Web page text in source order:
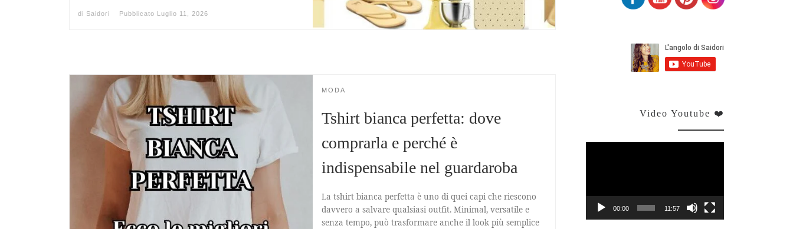
di Saidori Pubblicato Luglio 11, 2026
MODA
Tshirt bianca perfetta: dove
comprarla e perché è
indispensabile nel guardaroba
La tshirt bianca perfetta è uno di quei capi che riescono
davvero a salvare qualsiasi outfit. Minimal, versatile e
senza tempo, può trasformare anche il look più semplice
Video Youtube ❤️
00:00 11:57